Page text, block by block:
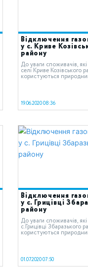
Відключення
у с. Криве
району
До уваги споживачів,
cелі Криве Козівського
користуються
19.06.2020 08:36
Відключення
у с. Грицівці
району
До уваги споживачів,
c.Грицівці Збаразького
користуються
01.07.2020 07:50